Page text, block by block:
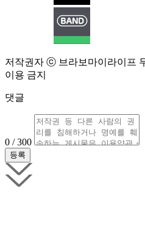
저작권자 ⓒ 브라보마이라이프
이용 금지
댓글
0 / 300